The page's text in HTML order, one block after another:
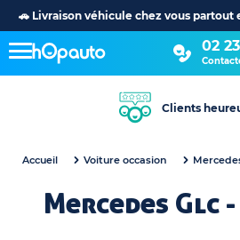
🚗 Livraison véhicule chez vous partout
02
Clients
Accueil Voiture occasion
Mercedes Glc